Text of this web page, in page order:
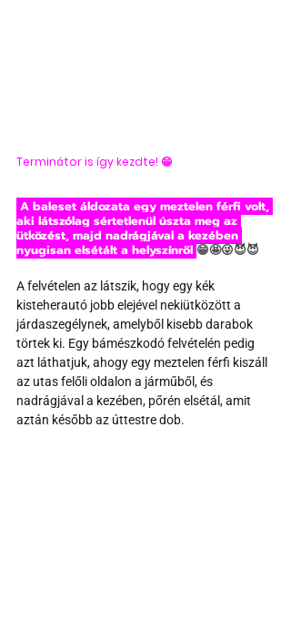
Terminátor is így kezdte! 😁
aki látszólag sértetlenül úszta meg az
ütközést, majd nadrágjával a kezében
nyugisan elsétált a helyszínről 😁🤩😜😈😈
A felvételen az látszik, hogy egy kék
kisteherautó jobb elejével nekiütközött a
járdaszegélynek, amelyből kisebb darabok
törtek ki. Egy bámészkodó felvételén pedig
azt láthatjuk, ahogy egy meztelen férfi kiszáll
az utas felőli oldalon a járműből, és
nadrágjával a kezében, pőrén elsétál, amit
aztán később az úttestre dob.